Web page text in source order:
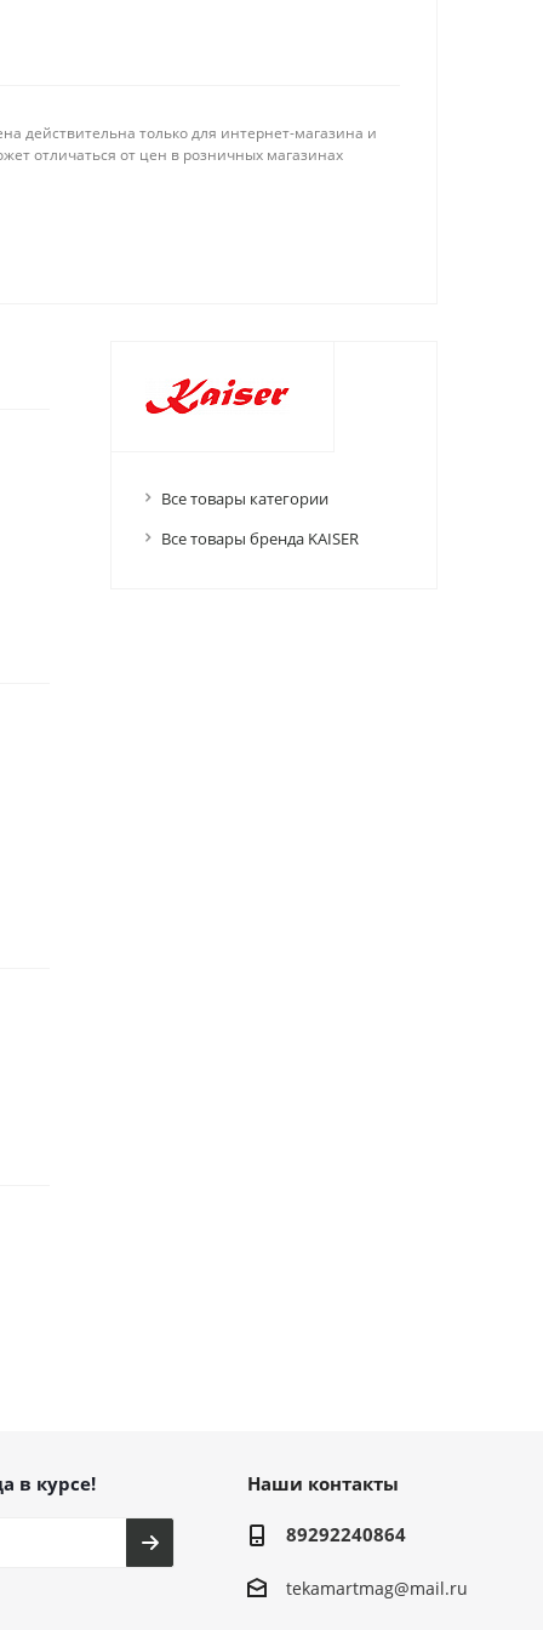
действительна только для интернет-магазина и
отличаться от цен в розничных магазинах
Все товары категории
Все товары бренда KAISER
в курсе! Наши контакты
89292240864
tekamartmag@mail.ru